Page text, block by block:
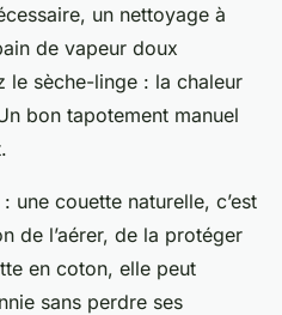
un nettoyage à
de vapeur doux
le sèche-linge : la chaleur
bon tapotement manuel
une couette naturelle, c’est
de l’aérer, de la protéger
en coton, elle peut
sans perdre ses